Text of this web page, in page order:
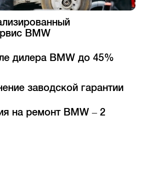
BMW
дилера BMW до 45%
заводской гарантии
на ремонт BMW – 2